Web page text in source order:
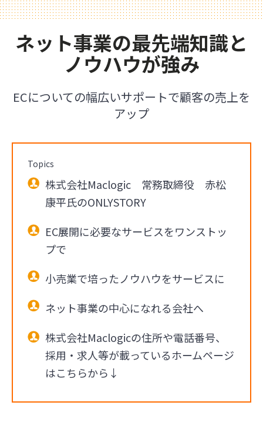
ネット事業の最先端知識と
ノウハウが強み
ECについての幅広いサポートで顧客の売上を
アップ
Topics
株式会社Maclogic 常務取締役 赤松
康平氏のONLYSTORY
EC展開に必要なサービスをワンストッ
プで
小売業で培ったノウハウをサービスに
ネット事業の中心になれる会社へ
株式会社Maclogicの住所や電話番号、
採用・求人等が載っているホームページ
はこちらから↓